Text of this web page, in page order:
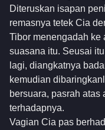
Diteruskan isapan
remasnya tetek Cia
Tibor menengadah ke
suasana itu. Seusai
lagi, diangkatnya
kemudian
bersuara, pasrah
terhadapnya.
Vagian Cia pas